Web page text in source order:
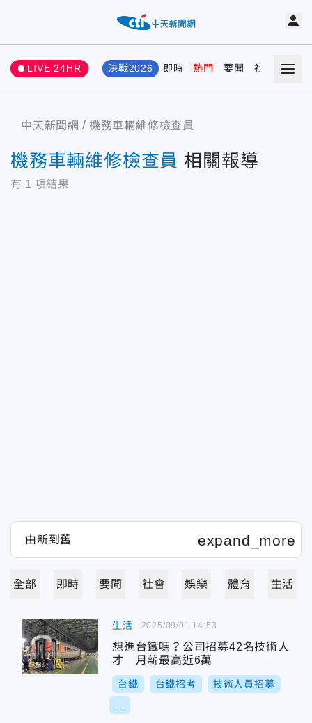
LIVE 24HR 決戰2026 即時 熱門 要聞 社會 娛樂
中天新聞網 機務車輛維修檢查員
機務車輛維修檢查員 相關報導
有 1 項結果
全部 即時 要聞 社會 娛樂 體育 生活
生活
想進台鐵嗎？公司招募42名技術人
才 月薪最高近6萬
台鐵 台鐵招考 技術人員招募
2025/09/01 14:53